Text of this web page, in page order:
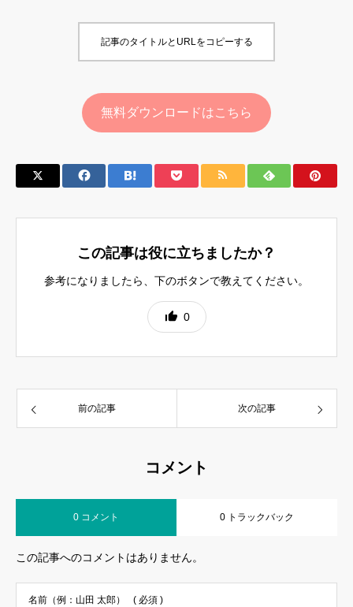
記事のタイトルとURLをコピーする
無料ダウンロードはこちら
この記事は役に立ちましたか？
参考になりましたら、下のボタンで教えてください。
0
前の記事 次の記事
コメント
0 コメント 0 トラックバック
この記事へのコメントはありません。
名前（例：山田 太郎） ( 必須 )